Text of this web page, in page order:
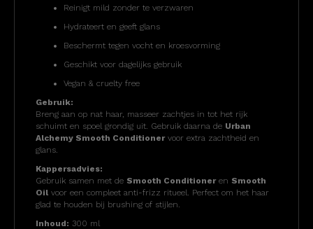
Reinigt mild zonder te verzwaren
Hydrateert en geeft glans
Beschermt tegen vocht en kroesvorming
Geschikt voor dagelijks gebruik
Vegan & cruelty free
Gebruik:
Breng aan op nat haar, masseer zachtjes in tot het rijk
schuimt en spoel grondig uit. Gebruik daarna de Urban
Alchemy Smooth Conditionervoor extra zachtheid en
glans.
Kappersadvies:
Gebruik samen met de Smooth Conditioneren Smooth
Oil voor een compleet anti-frizz ritueel. Perfect om het haar
glad te houden bij brushing of stijlen.
Inhoud: 300 ml